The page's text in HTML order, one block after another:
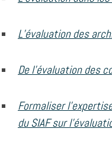
L’évaluation des
De l’évaluation des
Formaliser
du SIAF sur